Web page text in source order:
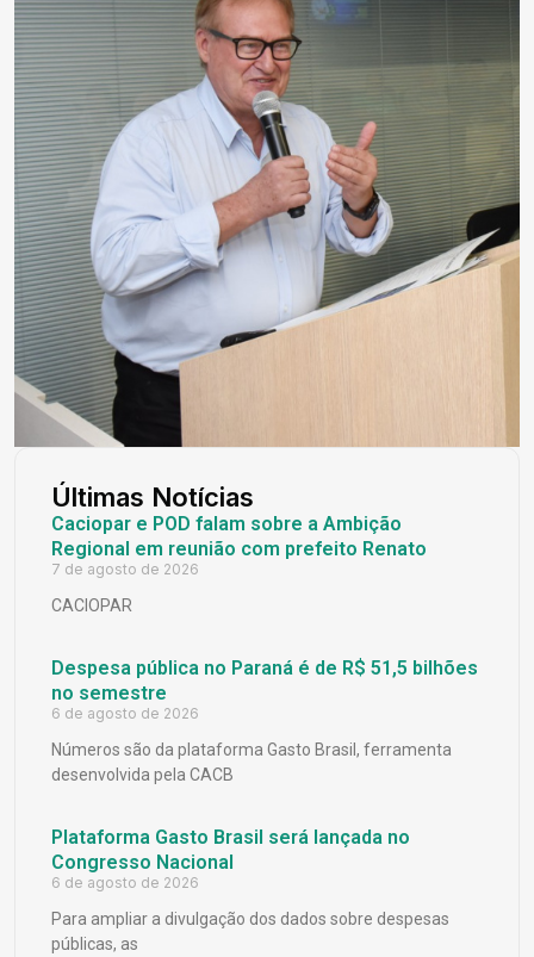
Últimas Notícias
Caciopar e POD falam sobre a Ambição
Regional em reunião com prefeito Renato
7 de agosto de 2026
CACIOPAR
Despesa pública no Paraná é de R$ 51,5 bilhões
no semestre
6 de agosto de 2026
Números são da plataforma Gasto Brasil, ferramenta
desenvolvida pela CACB
Plataforma Gasto Brasil será lançada no
Congresso Nacional
6 de agosto de 2026
Para ampliar a divulgação dos dados sobre despesas
públicas, as